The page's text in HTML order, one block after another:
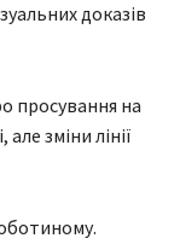
доказів
просування на
зміни лінії